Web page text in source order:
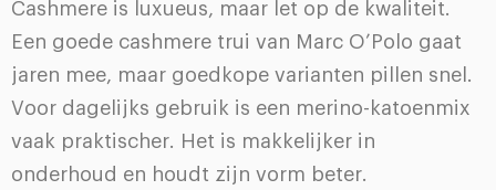
Cashmere is luxueus, maar let op de kwaliteit.
Een goede cashmere trui van Marc O’Polo gaat
jaren mee, maar goedkope varianten pillen snel.
Voor dagelijks gebruik is een merino-katoenmix
vaak praktischer. Het is makkelijker in
onderhoud en houdt zijn vorm beter.